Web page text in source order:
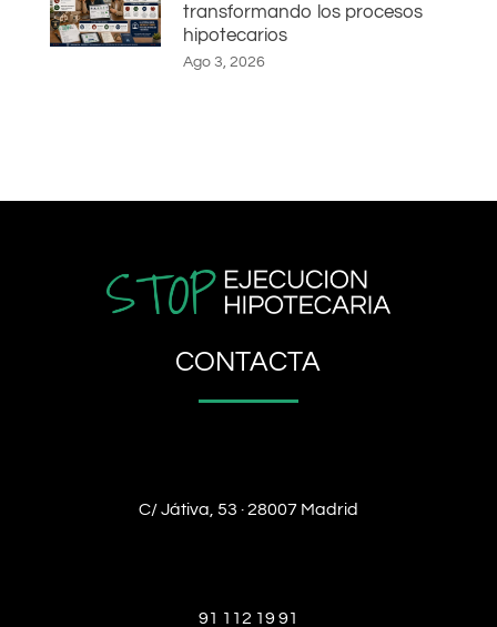
transformando los procesos
hipotecarios
Ago 3, 2026
CONTACTA
C/ Játiva, 53 · 28007 Madrid
91 112 19 91